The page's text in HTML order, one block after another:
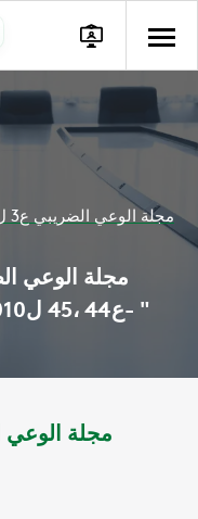
-ع44 ،45 ل2010 " أعداد متفرقة "